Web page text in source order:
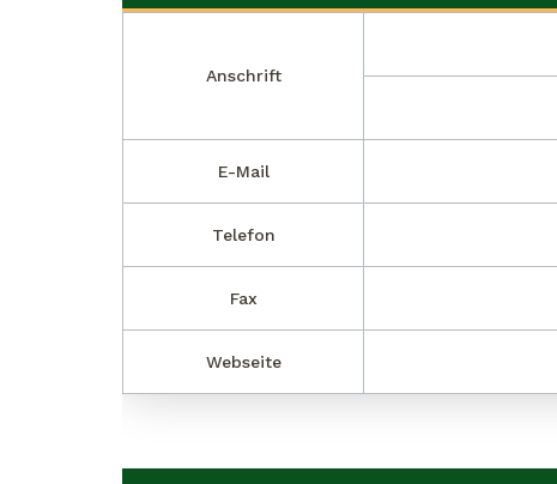
Anschrift
E-Mail
Telefon
Fax
Webseite